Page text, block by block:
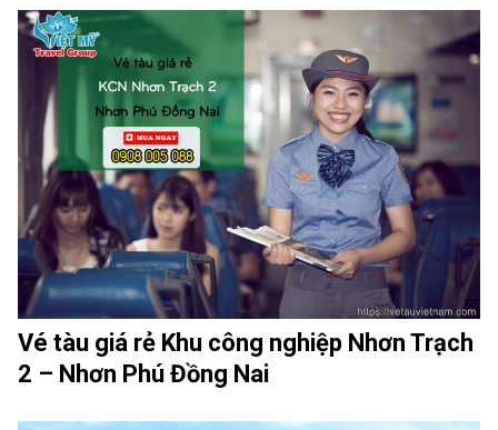
Vé tàu giá rẻ Khu công nghiệp Nhơn Trạch
2 – Nhơn Phú Đồng Nai